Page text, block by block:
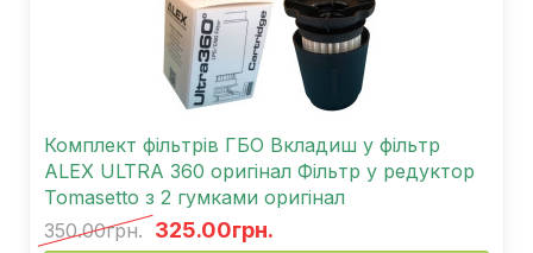
Комплект фільтрів ГБО Вкладиш у фільтр
ALEX ULTRA 360 оригінал Фільтр у редуктор
Tomasetto з 2 гумками оригінал
350.00грн. 325.00грн.